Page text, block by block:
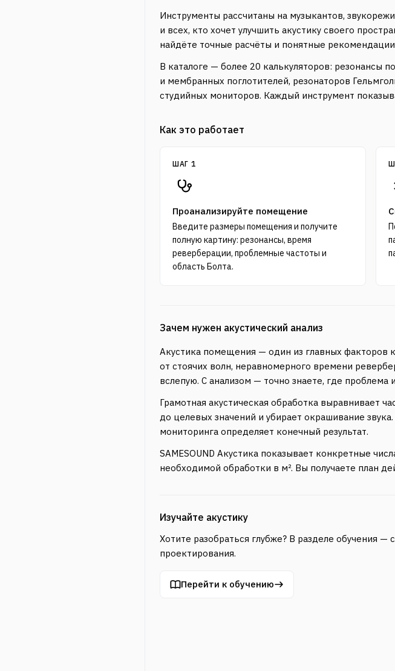
Инструменты рассчитаны на музыкантов,
и всех, кто хочет улучшить акустику своего
найдёте точные расчёты и понятные
В каталоге — более 20 калькуляторов: резонансы
и мембранных поглотителей, резонаторов
студийных мониторов. Каждый инструмент
Как это работает
ШАГ 1
Проанализируйте помещение
Введите размеры помещения и получите
полную картину: резонансы, время
реверберации, проблемные частоты и
область Болта.
Зачем нужен акустический анализ
Акустика помещения — один из главных факторов
от стоячих волн, неравномерного времени
вслепую. С анализом — точно знаете, где проблема
Грамотная акустическая обработка выравнивает
до целевых значений и убирает окрашивание
мониторинга определяет конечный результат.
SAMESOUND Акустика показывает конкретные
необходимой обработки в м². Вы получаете план
Изучайте акустику
Хотите разобраться глубже? В разделе обучения
проектирования.
Перейти к обучению